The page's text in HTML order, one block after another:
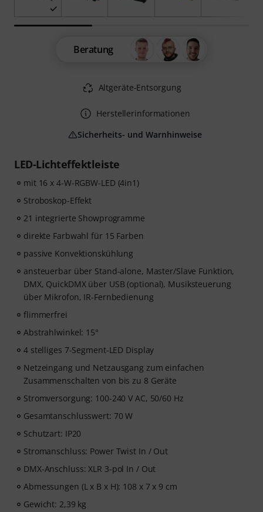
LED-Lichteffektleiste
mit 16 x 4-W-RGBW-LED (4in1)
Stroboskop-Effekt
21 integrierte Showprogramme
direkte Farbwahl für 15 Farben
passive Konvektionskühlung
ansteuerbar über Stand-alone, Master/Slave Funktion,
DMX, QuickDMX über USB (optional), Musiksteuerung
über Mikrofon, IR-Fernbedienung
flimmerfrei
Abstrahlwinkel: 15°
4 stelliges 7-Segment-LED Display
Netzeingang und Netzausgang zum einfachen
Zusammenschalten von bis zu 8 Geräte
Stromversorgung: 100-240 V AC, 50/60 Hz
Gesamtanschlusswert: 70 W
Schutzart: IP20
Stromanschluss: Power Twist In / Out
DMX-Anschluss: XLR 3-pol In / Out
Abmessungen (L x B x H): 108 x 7 x 9 cm
Gewicht: 2,39 kg
Beratung
Altgeräte-Entsorgung
Herstellerinformationen
Sicherheits- und Warnhinweise